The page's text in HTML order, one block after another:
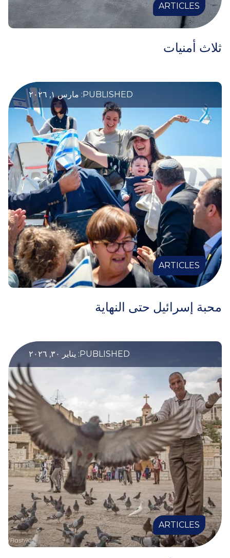
ARTICLES
ثلاث أمنيات
PUBLISHED: مارس ١, ٢٠٢٦
ARTICLES
محبة إسرائيل حتى النهاية
PUBLISHED: يناير ٣٠, ٢٠٢٦
ARTICLES